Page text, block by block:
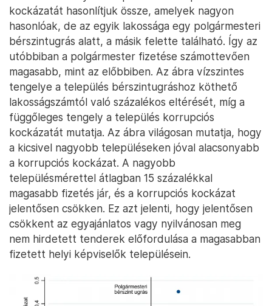
kockázatát hasonlítjuk össze, amelyek nagyon
hasonlóak, de az egyik lakossága egy polgármesteri
bérszintugrás alatt, a másik felette található. Így az
utóbbiban a polgármester fizetése számottevően
magasabb, mint az előbbiben. Az ábra vízszintes
tengelye a település bérszintugráshoz köthető
lakosságszámtól való százalékos eltérését, míg a
függőleges tengely a település korrupciós
kockázatát mutatja. Az ábra világosan mutatja, hogy
a kicsivel nagyobb településeken jóval alacsonyabb
a korrupciós kockázat. A nagyobb
településmérettel átlagban 15 százalékkal
magasabb fizetés jár, és a korrupciós kockázat
jelentősen csökken. Ez azt jelenti, hogy jelentősen
csökkent az egyajánlatos vagy nyilvánosan meg
nem hirdetett tenderek előfordulása a magasabban
fizetett helyi képviselők településein.